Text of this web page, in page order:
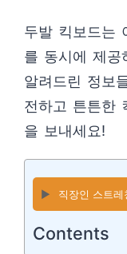
두발 킥보드는
를 동시에 제공
알려드린 정보
전하고 튼튼한
을 보내세요!
▶️ 직장인 스트
Contents